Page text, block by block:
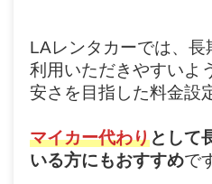
LAレンタカーでは、
利用いただきやすいよ
安さを目指した料金設
マイカー代わりとして
いる方にもおすすめで